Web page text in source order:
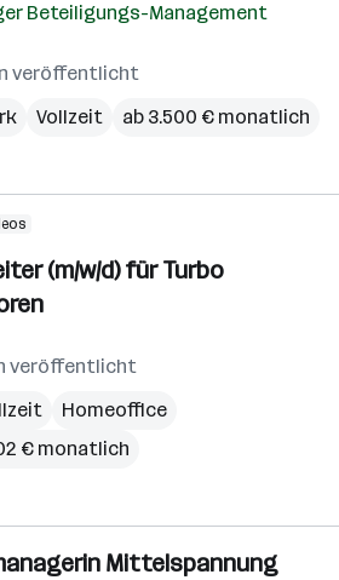
Beteiligungs-Management
veröffentlicht
Vollzeit ab 3.500 € monatlich
(m/w/d) für Turbo
veröffentlicht
Homeoffice
€ monatlich
Mittelspannung